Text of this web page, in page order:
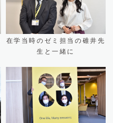
在学当時のゼミ担当の碓井先
生と一緒に